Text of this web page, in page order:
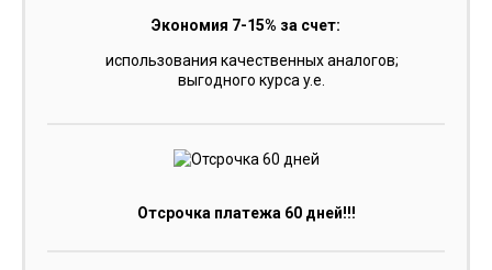
Экономия 7-15% за счет:
использования качественных аналогов;
выгодного курса y.e.
Отсрочка платежа 60 дней!!!